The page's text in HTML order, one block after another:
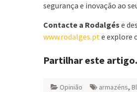
segurança e inovação ao
Contacte a Rodalgés e
www.rodalges.pte explore
Partilhar este
Opinião armazéns,